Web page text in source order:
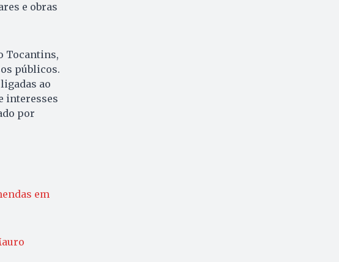
e obras
Tocantins,
públicos.
ao
interesses
por
em